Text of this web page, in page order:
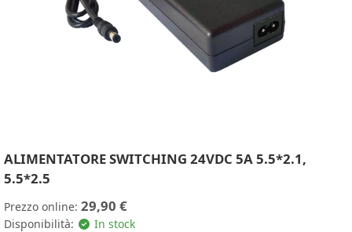
ALIMENTATORE SWITCHING 24VDC 5A 5.5*2.1,
5.5*2.5
Prezzo online: 29,90 €
Disponibilità: In stock